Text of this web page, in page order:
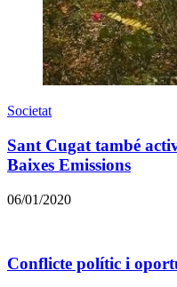
Societat
Sant Cugat també
Baixes Emissions
06/01/2020
Conflicte polític i